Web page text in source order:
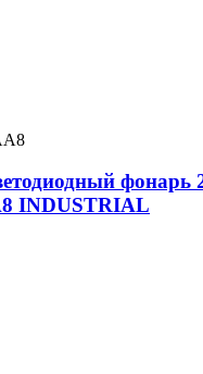
фонарь
INDUSTRIAL